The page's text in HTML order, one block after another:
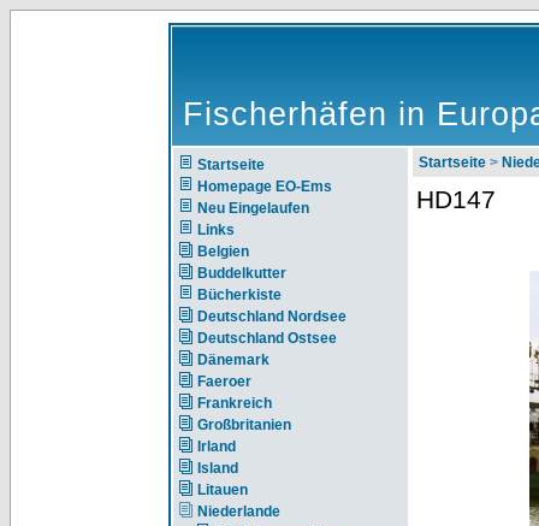
Fischerhäfen in
Startseite
Homepage EO-Ems
Neu Eingelaufen
Links
Belgien
Buddelkutter
Bücherkiste
Deutschland Nordsee
Deutschland Ostsee
Dänemark
Faeroer
Frankreich
Großbritanien
Irland
Island
Litauen
Niederlande
Startseite >
HD147